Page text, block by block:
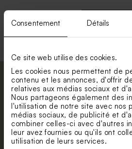
Consentement Détails
Ce site web utilise des cookies.
Les cookies nous permettent de
contenu et les annonces, d'offrir
relatives aux médias sociaux et
Nous partageons également des
l'utilisation de notre site avec nos
médias sociaux, de publicité et
combiner celles-ci avec d'autres
leur avez fournies ou qu'ils ont
utilisation de leurs services.
Nouveautés
Sac en lin lion le roi du skate
champ
Voir +
Abonnez-vous à la
informé. Petite surprise :
de réduction.
Prénom
E-mail